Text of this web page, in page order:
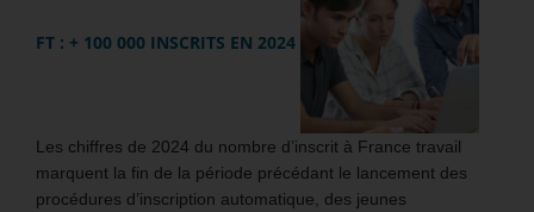
FT : + 100 000 INSCRITS EN 2024
Les chiffres de 2024 du nombre d’inscrit à France travail
marquent la fin de la période précédant le lancement des
procédures d’inscription automatique, des jeunes